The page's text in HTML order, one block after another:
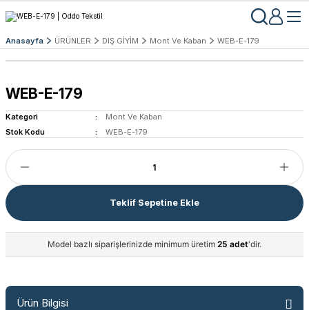
Anasayfa ÜRÜNLER DIŞ GİYİM Mont Ve Kaban WEB-E-179
WEB-E-179
Kategori
Mont Ve Kaban
Stok Kodu
WEB-E-179
Teklif Sepetine Ekle
Model bazlı siparişlerinizde minimum üretim 25 adet'dir.
Ürün Bilgisi